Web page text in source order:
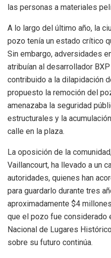
las personas a materiales
A lo largo del último año, la
pozo tenía un estado crítico
Sin embargo, adversidades
atribuían al desarrollador
contribuido a la dilapidación
propuesto la remoción del
amenazaba la seguridad
estructurales y la
calle en la plaza.
La oposición de la
Vaillancourt, ha llevado a un
autoridades, quienes han
para guardarlo durante tres
aproximadamente $4
que el pozo fue considerado
Nacional de Lugares
sobre su futuro continúa.